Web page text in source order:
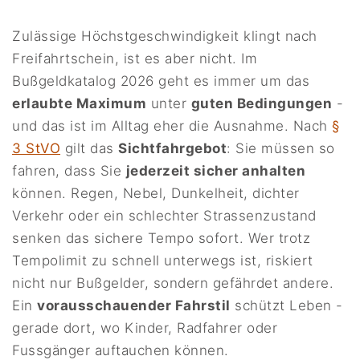
Zulässige Höchstgeschwindigkeit klingt nach
Freifahrtschein, ist es aber nicht. Im
Bußgeldkatalog 2026 geht es immer um das
erlaubte Maximum unter guten Bedingungen -
und das ist im Alltag eher die Ausnahme. Nach §
3 StVO gilt dasSichtfahrgebot: Sie müssen so
fahren, dass Sie jederzeit sicher anhalten
können. Regen, Nebel, Dunkelheit, dichter
Verkehr oder ein schlechter Strassenzustand
senken das sichere Tempo sofort. Wer trotz
Tempolimit zu schnell unterwegs ist, riskiert
nicht nur Bußgelder, sondern gefährdet andere.
Einvorausschauender Fahrstil schützt Leben -
gerade dort, wo Kinder, Radfahrer oder
Fussgänger auftauchen können.